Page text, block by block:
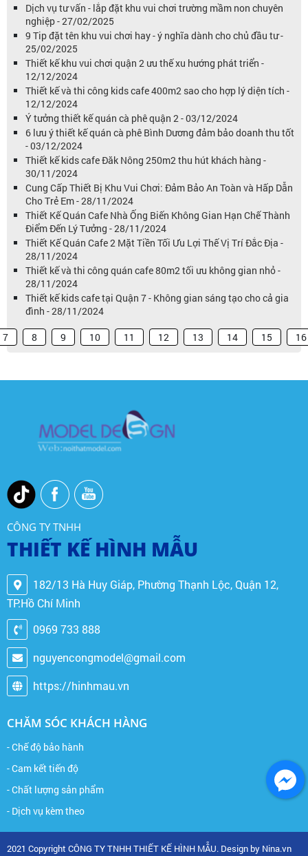
Dịch vụ tư vấn - lắp đặt khu vui chơi trường mầm non chuyên
nghiệp - 27/02/2025
9 Tip đặt tên khu vui chơi hay - ý nghĩa dành cho chủ đầu tư -
25/02/2025
Thiết kế khu vui chơi quận 2 ưu thế xu hướng phát triển -
12/12/2024
Thiết kế và thi công kids cafe 400m2 sao cho hợp lý diện tích -
12/12/2024
Ý tưởng thiết kế quán cà phê quận 2 - 03/12/2024
6 lưu ý thiết kế quán cà phê Bình Dương đảm bảo doanh thu tốt
- 03/12/2024
Thiết kế kids cafe Đăk Nông 250m2 thu hút khách hàng -
30/11/2024
Cung Cấp Thiết Bị Khu Vui Chơi: Đảm Bảo An Toàn và Hấp Dẫn
Cho Trẻ Em - 28/11/2024
Thiết Kế Quán Cafe Nhà Ống Biến Không Gian Hạn Chế Thành
Điểm Đến Lý Tưởng - 28/11/2024
Thiết Kế Quán Cafe 2 Mặt Tiền Tối Ưu Lợi Thế Vị Trí Đắc Địa -
28/11/2024
Thiết kế và thi công quán cafe 80m2 tối ưu không gian nhỏ -
28/11/2024
Thiết kế kids cafe tại Quận 7 - Không gian sáng tạo cho cả gia
đình - 28/11/2024
7 8 9 10 11 12 13 14 15 16
CÔNG TY TNHH
THIẾT KẾ HÌNH MẪU
182/13 Hà Huy Giáp, Phường Thạnh Lộc, Quận 12,
TP.Hồ Chí Minh
0969 733 888
nguyencongmodel@gmail.com
https://hinhmau.vn
CHĂM SÓC KHÁCH HÀNG
- Chế độ bảo hành
- Cam kết tiến độ
- Chất lượng sản phẩm
- Dịch vụ kèm theo
2021 Copyright CÔNG TY TNHH THIẾT KẾ HÌNH MẪU. Design by Nina.vn